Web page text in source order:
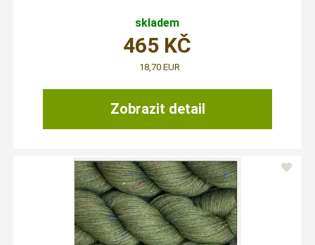
skladem
Zobrazit detail
465 KČ
18,70 EUR